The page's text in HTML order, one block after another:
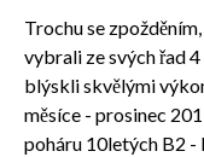
Trochu se
vybrali ze svých řad
blýskli skvělými
měsíce - prosinec
poháru 10letých B2 -